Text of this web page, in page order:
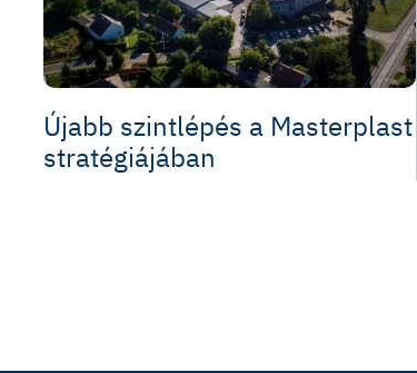
Újabb szintlépés a Masterplast
stratégiájában